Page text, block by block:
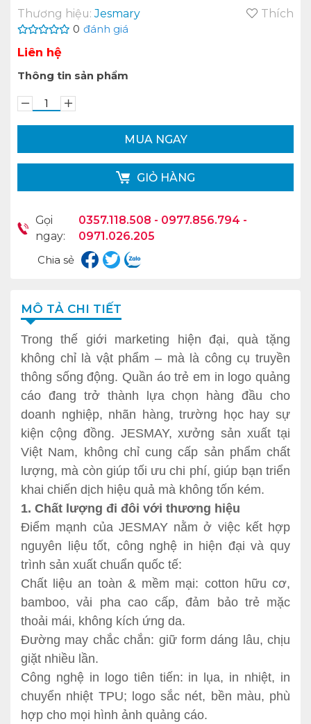
Thương hiệu:Jesmary Thích
0 đánh giá
Liên hệ
Thông tin sản phẩm
MUA NGAY
GIỎ HÀNG
Gọi
ngay:
0357.118.508 - 0977.856.794 -
0971.026.205
Chia sẻ
MÔ TẢ CHI TIẾT
Trong thế giới marketing hiện đại, quà tặng
không chỉ là vật phẩm – mà là công cụ truyền
thông sống động. Quần áo trẻ em in logo quảng
cáo đang trở thành lựa chọn hàng đầu cho
doanh nghiệp, nhãn hàng, trường học hay sự
kiện cộng đồng. JESMAY, xưởng sản xuất tại
Việt Nam, không chỉ cung cấp sản phẩm chất
lượng, mà còn giúp tối ưu chi phí, giúp bạn triển
khai chiến dịch hiệu quả mà không tốn kém.
1. Chất lượng đi đôi với thương hiệu
Điểm mạnh của JESMAY nằm ở việc kết hợp
nguyên liệu tốt, công nghệ in hiện đại và quy
trình sản xuất chuẩn quốc tế:
Chất liệu an toàn & mềm mại: cotton hữu cơ,
bamboo, vải pha cao cấp, đảm bảo trẻ mặc
thoải mái, không kích ứng da.
Đường may chắc chắn: giữ form dáng lâu, chịu
giặt nhiều lần.
Công nghệ in logo tiên tiến: in lụa, in nhiệt, in
chuyển nhiệt TPU; logo sắc nét, bền màu, phù
hợp cho mọi hình ảnh quảng cáo.